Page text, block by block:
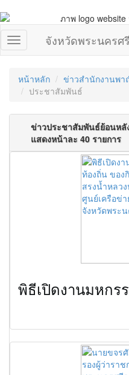
จังหวัดพระนครศ
หน้าหลัก
ข่าวสำนักงานพา
ประชาสัมพันธ์
ข่าวประชาสัมพันธ์ย้อนหลั
แสดงหน้าละ 40 รายการ